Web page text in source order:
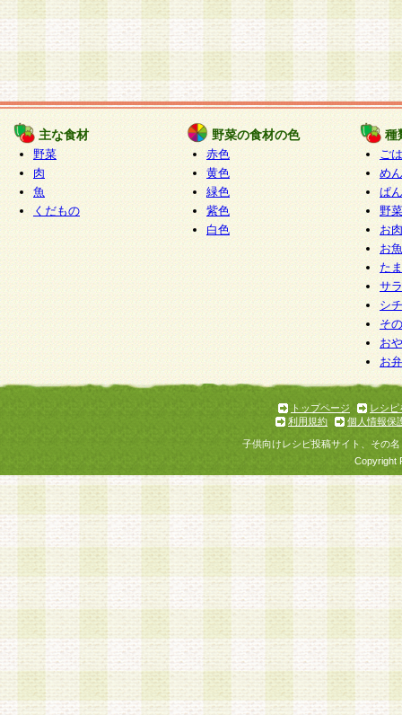
主な食材
野菜
肉
魚
くだもの
野菜の食材の色
赤色
黄色
緑色
紫色
白色
種
ご
めん
ぱん
野
お
お
た
サ
シ
そ
お
お
トップページ
レシピ
利用規約
個人情報保
子供向けレシピ投稿サイト、その
Copyright